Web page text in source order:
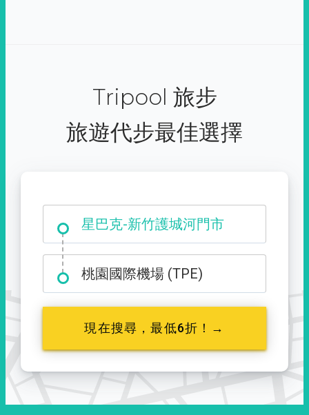
Tripool 旅步
旅遊代步最佳選擇
星巴克-新竹護城河門市
大霸尖山登山口
桃園國際機場 (TPE)
現在搜尋，最低6折！→